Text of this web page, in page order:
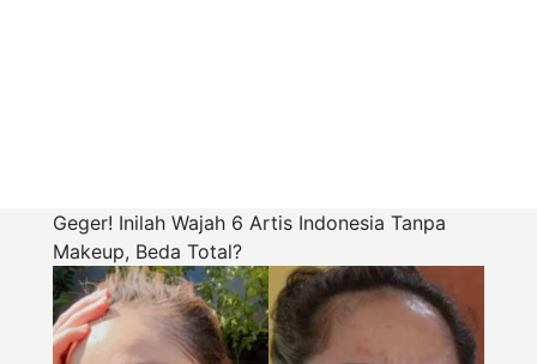
Geger! Inilah Wajah 6 Artis Indonesia Tanpa
Makeup, Beda Total?